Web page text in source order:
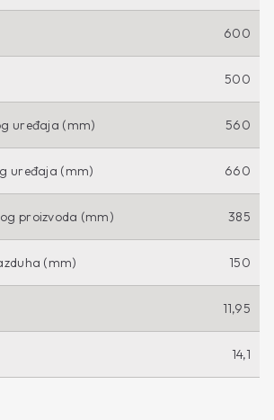
600
500
uređaja (mm) 560
uređaja (mm) 660
proizvoda (mm) 385
(mm) 150
11,95
14,1